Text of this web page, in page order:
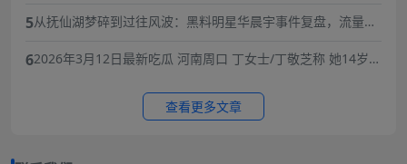
的快乐体验
5从抚仙湖梦碎到过往风波：黑料明星华晨宇事件复盘，流量与
62026年3月12日最新吃瓜 河南周口 丁女士/丁敬芝称 她14岁时
查看更多文章